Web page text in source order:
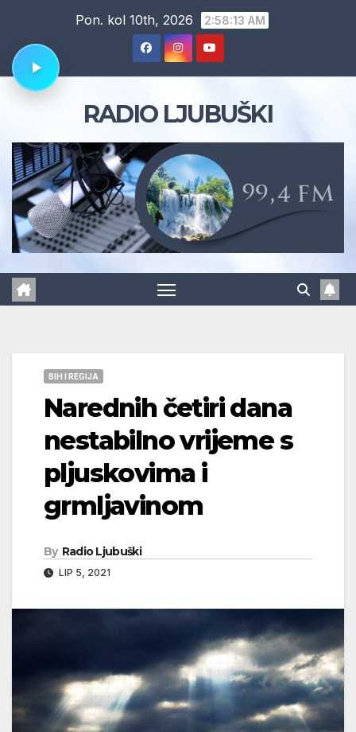
content
Pon. kol 10th, 2026 2:58:14 AM
RADIO LJUBUŠKI
BIH I REGIJA
Narednih četiri dana
nestabilno vrijeme s
pljuskovima i
grmljavinom
By Radio Ljubuški
LIP 5, 2021